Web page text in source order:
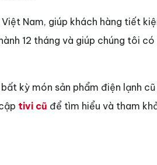
Việt Nam, giúp khách hàng tiết
12 tháng và giúp chúng tôi
kỳ món sản phẩm điện lạnh
tivi cũ để tìm hiểu và tham